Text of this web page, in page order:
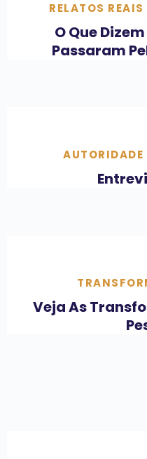
RELATOS
O Que
Passaram
AUTORIDADE
Veja As